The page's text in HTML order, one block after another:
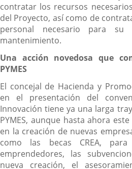
contratar los recursos
del Proyecto, así como de
personal necesario para
mantenimiento.
Una acción novedosa que
PYMES
El concejal de Hacienda y
en el presentación del
Innovación tiene ya una larga
PYMES, aunque hasta ahora
en la creación de nuevas
como las becas CREA,
emprendedores, las
nueva creación, el